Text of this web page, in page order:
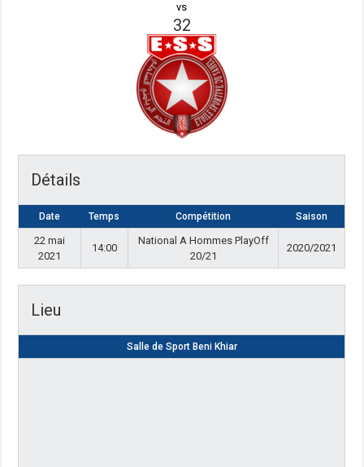
vs
32
Détails
Date Temps Compétition Saison
22 mai
2021
14:00
National A Hommes PlayOff
20/21
2020/2021
Lieu
Salle de Sport Beni Khiar